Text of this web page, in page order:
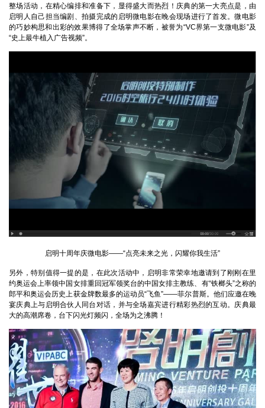
整场活动，在精心编排和准备下，显得盛大而热烈！庆典的第一大亮点是，由
启明人自己担当编剧、拍摄完成的启明微电影在晚会现场进行了首发。微电影
的巧妙构思和出彩的效果博得了全场掌声不断，被誉为“VC界第一支微电影”及
“史上最牛植入广告视频”。
启明十周年庆微电影——“点亮未来之光，闪耀你我生活”
另外，特别值得一提的是，在此次活动中，启明非常荣幸地邀请到了刚刚在里
约奥运会上率领中国女排重回冠军领奖台的中国女排主教练、有“铁榔头”之称的
郎平和奥运会历史上获金牌数最多的运动员“飞鱼”——菲尔普斯。他们应邀在晚
宴庆典上与启明合伙人同台对话，并与全场嘉宾进行精彩热烈的互动。庆典最
大的高潮席卷，台下闪光灯频闪，全场为之沸腾！